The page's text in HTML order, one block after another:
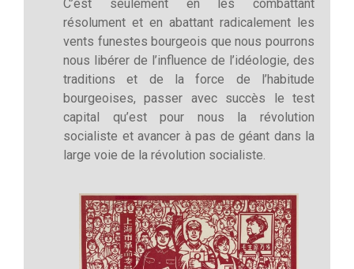
C’est seulement en les combattant
résolument et en abattant radicalement les
vents funestes bourgeois que nous pourrons
nous libérer de l’influence de l’idéologie, des
traditions et de la force de l’habitude
bourgeoises, passer avec succès le test
capital qu’est pour nous la révolution
socialiste et avancer à pas de géant dans la
large voie de la révolution socialiste.